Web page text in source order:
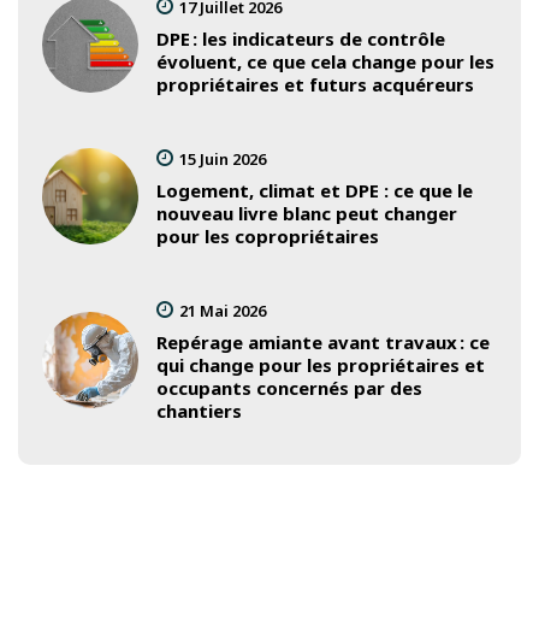
17 Juillet 2026
DPE : les indicateurs de contrôle
évoluent, ce que cela change pour les
propriétaires et futurs acquéreurs
15 Juin 2026
Logement, climat et DPE : ce que le
nouveau livre blanc peut changer
pour les copropriétaires
21 Mai 2026
Repérage amiante avant travaux : ce
qui change pour les propriétaires et
occupants concernés par des
chantiers